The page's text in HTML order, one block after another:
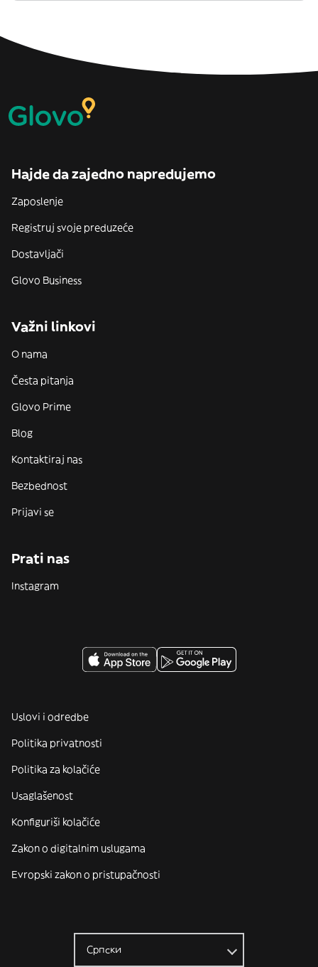
Hajde da zajedno napredujemo
Zaposlenje
Registruj svoje preduzeće
Dostavljači
Glovo Business
Važni linkovi
O nama
Česta pitanja
Glovo Prime
Blog
Kontaktiraj nas
Bezbednost
Prijavi se
Prati nas
Instagram
Uslovi i odredbe
Politika privatnosti
Politika za kolačiće
Usaglašenost
Konfiguriši kolačiće
Zakon o digitalnim uslugama
Evropski zakon o pristupačnosti